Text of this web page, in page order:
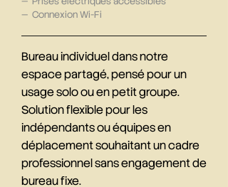
— Connexion Wi-Fi
Bureau individuel dans notre
espace partagé, pensé pour un
usage solo ou en petit groupe.
Solution flexible pour les
indépendants ou équipes en
déplacement souhaitant un cadre
professionnel sans engagement de
bureau fixe.